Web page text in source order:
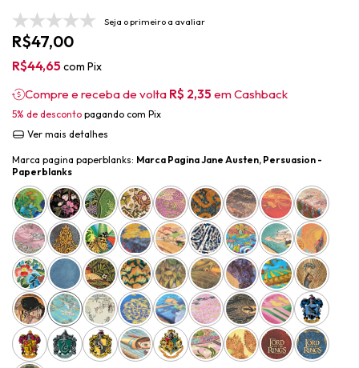
Seja o primeiro a avaliar
R$47,00
R$44,65 com Pix
Compre e receba de volta R$ 2,35 em Cashback
5% de desconto pagando com Pix
Ver mais detalhes
Marca pagina paperblanks: Marca Pagina Jane Austen, Persuasion -
Paperblanks